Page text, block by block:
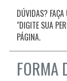
DÚVIDAS? FAÇA
"DIGITE SUA
PÁGINA.
FORMA